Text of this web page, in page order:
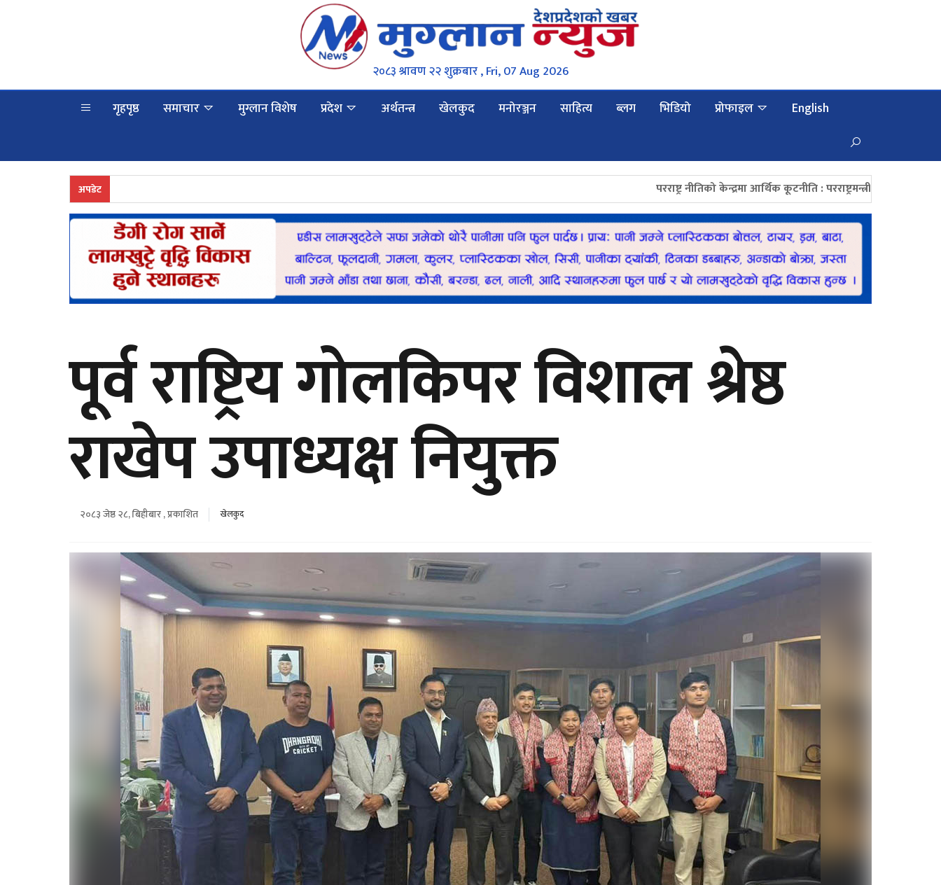
२०८३ श्रावण २२ शुक्रबार , Fri, 07 Aug 2026
गृहपृष्ठ समाचार मुग्लान विशेष प्रदेश अर्थतन्त्र खेलकुद मनोरञ्जन साहित्य ब्लग भिडियो प्रोफाइल English
अपडेट परराष्ट्र नीतिको केन्द्रमा आर्थिक कूटनीति : परराष्ट्रमन्त्री खनाल
पूर्व राष्ट्रिय गोलकिपर विशाल श्रेष्ठ
राखेप उपाध्यक्ष नियुक्त
२०८३ जेष्ठ २८, बिहीबार , प्रकाशित खेलकुद